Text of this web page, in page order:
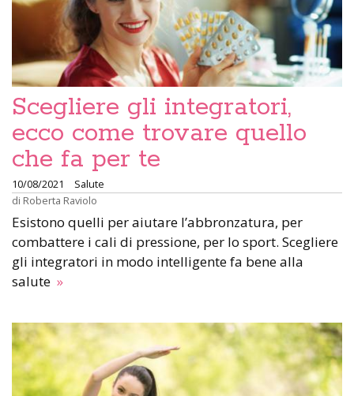
Scegliere gli integratori,
ecco come trovare quello
che fa per te
10/08/2021
Salute
di Roberta Raviolo
Esistono quelli per aiutare l’abbronzatura, per
combattere i cali di pressione, per lo sport. Scegliere
gli integratori in modo intelligente fa bene alla
salute »